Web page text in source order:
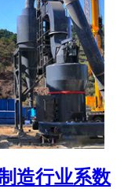
造行业系数